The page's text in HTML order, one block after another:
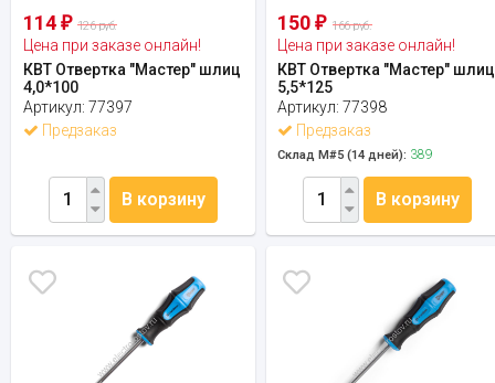
114 ₽ 126 руб.
Цена при заказе онлайн!
КВТ Отвертка "Мастер" шлиц
4,0*100
Артикул: 77397
Предзаказ
В корзину
150₽ 166 руб.
Цена при заказе онлайн!
КВТ Отвертка "Мастер" шлиц
5,5*125
Артикул:77398
Предзаказ
Склад М#5 (14 дней): 389
В корзину